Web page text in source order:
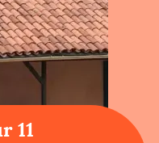
11